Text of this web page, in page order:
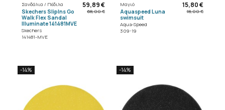
Σανδάλια / Πέδιλα
Skechers SlipIns Go
Walk Flex Sandal
Illuminate 141481MVE
Skechers
141481-MVE
59,89 €
68,00 €
Μαγιό
Aquaspeed Luna
swimsuit
Aqua-Speed
309-19
15,80 €
18,00 €
-14% -14%